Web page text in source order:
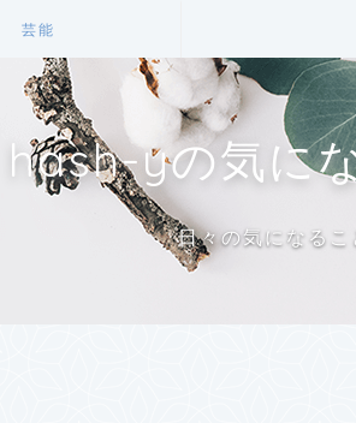
芸能
hash-yの気に
日々の気になるこ